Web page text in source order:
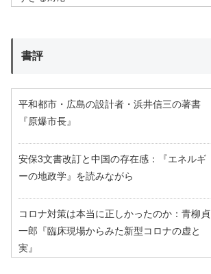
書評
平和都市・広島の設計者・浜井信三の著書
『原爆市長』
安保3文書改訂と中国の存在感：『エネルギ
ーの地政学』を読みながら
コロナ対策は本当に正しかったのか：青柳貞
一郎『臨床現場からみた新型コロナの虚と
実』